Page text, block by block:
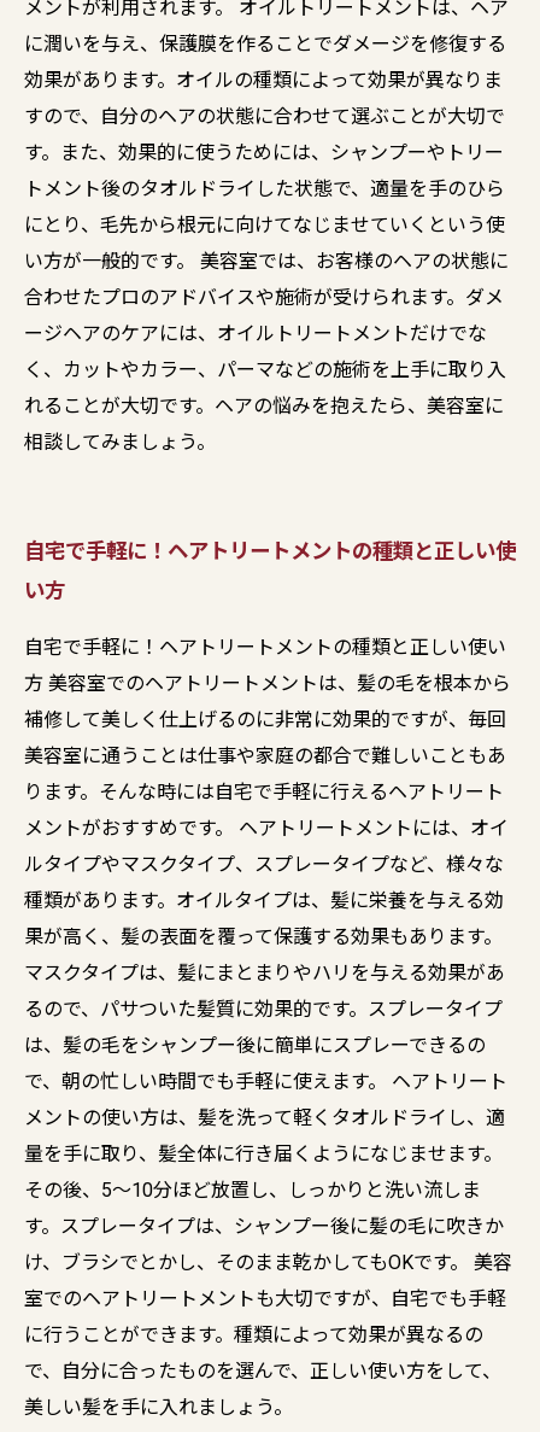
メントが利用されます。 オイルトリートメントは、ヘア
に潤いを与え、保護膜を作ることでダメージを修復する
効果があります。オイルの種類によって効果が異なりま
すので、自分のヘアの状態に合わせて選ぶことが大切で
す。また、効果的に使うためには、シャンプーやトリー
トメント後のタオルドライした状態で、適量を手のひら
にとり、毛先から根元に向けてなじませていくという使
い方が一般的です。 美容室では、お客様のヘアの状態に
合わせたプロのアドバイスや施術が受けられます。ダメ
ージヘアのケアには、オイルトリートメントだけでな
く、カットやカラー、パーマなどの施術を上手に取り入
れることが大切です。ヘアの悩みを抱えたら、美容室に
相談してみましょう。
自宅で手軽に！ヘアトリートメントの種類と正しい使
い方
自宅で手軽に！ヘアトリートメントの種類と正しい使い
方 美容室でのヘアトリートメントは、髪の毛を根本から
補修して美しく仕上げるのに非常に効果的ですが、毎回
美容室に通うことは仕事や家庭の都合で難しいこともあ
ります。そんな時には自宅で手軽に行えるヘアトリート
メントがおすすめです。 ヘアトリートメントには、オイ
ルタイプやマスクタイプ、スプレータイプなど、様々な
種類があります。オイルタイプは、髪に栄養を与える効
果が高く、髪の表面を覆って保護する効果もあります。
マスクタイプは、髪にまとまりやハリを与える効果があ
るので、パサついた髪質に効果的です。スプレータイプ
は、髪の毛をシャンプー後に簡単にスプレーできるの
で、朝の忙しい時間でも手軽に使えます。 ヘアトリート
メントの使い方は、髪を洗って軽くタオルドライし、適
量を手に取り、髪全体に行き届くようになじませます。
その後、5〜10分ほど放置し、しっかりと洗い流しま
す。スプレータイプは、シャンプー後に髪の毛に吹きか
け、ブラシでとかし、そのまま乾かしてもOKです。 美容
室でのヘアトリートメントも大切ですが、自宅でも手軽
に行うことができます。種類によって効果が異なるの
で、自分に合ったものを選んで、正しい使い方をして、
美しい髪を手に入れましょう。